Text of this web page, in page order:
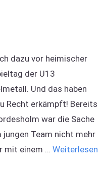
dazu vor heimischer
der U13
Und das haben
Recht erkämpft! Bereits
war die Sache
Team nicht mehr
mit einem … Weiterlesen